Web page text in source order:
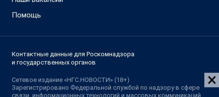
Помощь
Контактные данные для Роскомнадзора
и государственных органов
Сетевое издание «НГС.НОВОСТИ» (18+)
Зарегистрировано Федеральной службой по надзору в сфере
связи, информационных технологий и массовых коммуникаций